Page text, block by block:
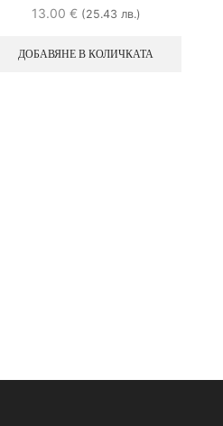
13.00 € (25.43 лв.)
ДОБАВЯНЕ В КОЛИЧКАТА